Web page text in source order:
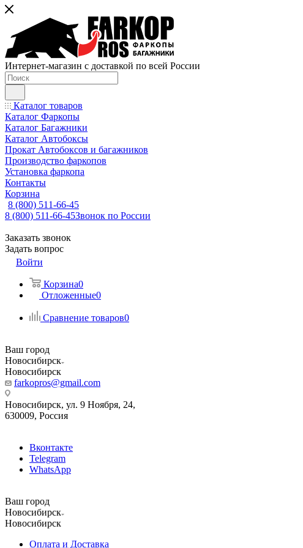
Интернет-магазин с доставкой по всей России
Каталог товаров
Каталог Фаркопы
Каталог Багажники
Каталог Автобоксы
Прокат Автобоксов и багажников
Производство фаркопов
Установка фаркопа
Контакты
Корзина
8 (800) 511-66-45
8 (800) 511-66-45Звонок по России
Заказать звонок
Задать вопрос
Войти
Корзина0
Отложенные0
Сравнение товаров0
Ваш город
Новосибирск
Новосибирск
farkopros@gmail.com
Новосибирск, ул. 9 Ноября, 24,
630009, Россия
Вконтакте
Telegram
WhatsApp
Ваш город
Новосибирск
Новосибирск
Оплата и Доставка